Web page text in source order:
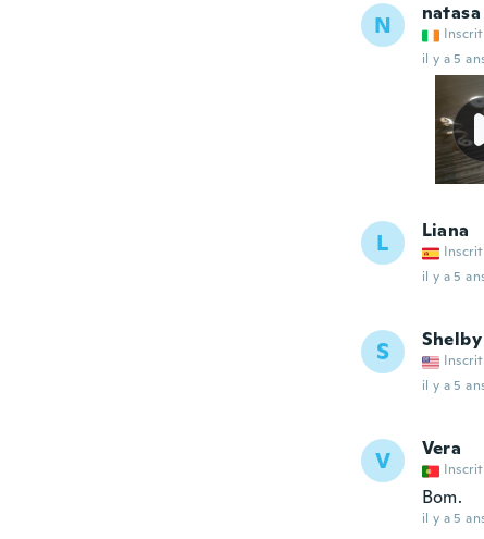
N natasa
il y a 5
L Liana
il y a 5
S Shelby
il y a 5
V Vera
Bom.
il y a 5